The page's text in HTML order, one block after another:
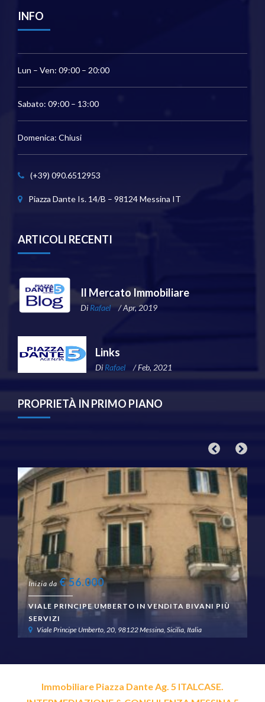
INFO
Lun – Ven: 09:00 – 20:00
Sabato: 09:00 – 13:00
Domenica: Chiusi
(+39) 090.6512953
Piazza Dante Is. 14/B – 98124 Messina IT
ARTICOLI RECENTI
Il Mercato Immobiliare
Di Rafael / Apr, 2019
Links
DiRafael / Feb, 2021
PROPRIETÀ IN PRIMO PIANO
Inizia da €56.000
VIALE PRINCIPE UMBERTO IN VENDITA BIVANI PIÙ
SERVIZI
Viale Principe Umberto, 20, 98122 Messina, Sicilia, Italia
Immobiliare Piazza Dante Ag. 5 ITALCASE.